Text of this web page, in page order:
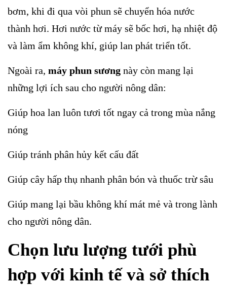
bơm, khi đi qua vòi phun sẽ chuyển hóa nước
thành hơi. Hơi nước từ máy sẽ bốc hơi, hạ nhiệt độ
và làm ẩm không khí, giúp lan phát triển tốt.
Ngoài ra, máy phun sương này còn mang lại
những lợi ích sau cho người nông dân:
Giúp hoa lan luôn tươi tốt ngay cả trong mùa nắng
nóng
Giúp tránh phân hủy kết cấu đất
Giúp cây hấp thụ nhanh phân bón và thuốc trừ sâu
Giúp mang lại bầu không khí mát mẻ và trong lành
cho người nông dân.
Chọn lưu lượng tưới phù
hợp với kinh tế và sở thích